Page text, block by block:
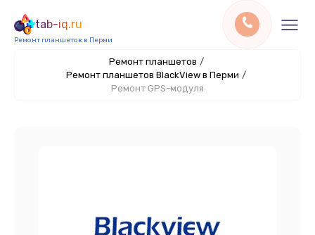
tab-iq.ru
Ремонт планшетов в Перми
Ремонт планшетов /
Ремонт планшетов BlackView в Перми /
Ремонт GPS-модуля